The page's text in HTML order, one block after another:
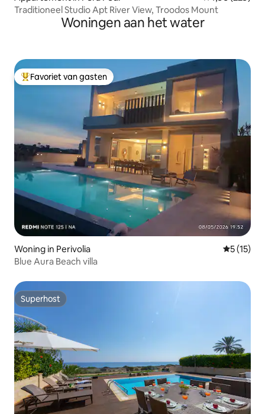
Traditioneel Studio Apt River View, Troodos Mount
Woningen aan het water
Topfavoriet van gasten
Favoriet van gasten
Woning in Perivolia
5 (15)
Blue Aura Beach villa
Superhost
Superhost